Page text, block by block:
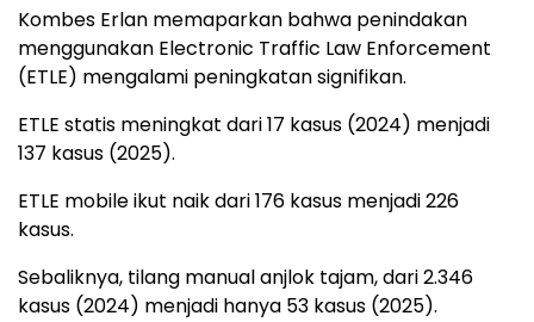
Kombes Erlan memaparkan bahwa penindakan
menggunakan Electronic Traffic Law Enforcement
(ETLE) mengalami peningkatan signifikan.
ETLE statis meningkat dari 17 kasus (2024) menjadi
137 kasus (2025).
ETLE mobile ikut naik dari 176 kasus menjadi 226
kasus.
Sebaliknya, tilang manual anjlok tajam, dari 2.346
kasus (2024) menjadi hanya 53 kasus (2025).